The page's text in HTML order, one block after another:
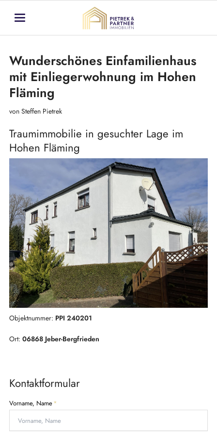
Wunderschönes Einfamilienhaus
mit Einliegerwohnung im Hohen
Fläming
von Steffen Pietrek
Traumimmobilie in gesuchter Lage im
Hohen Fläming
Objektnummer: PPI 240201
Ort: 06868 Jeber-Bergfrieden
Kontaktformular
P
f
i
Vorname, Name*